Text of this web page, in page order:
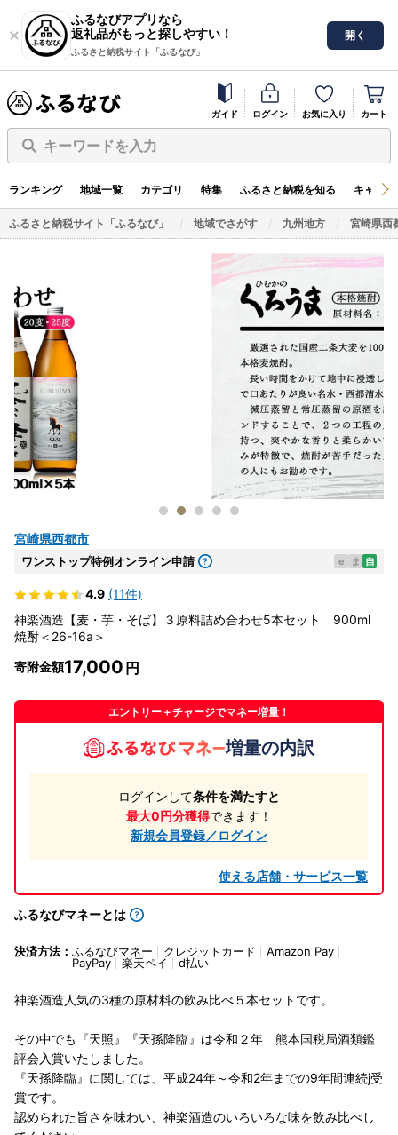
ふるなびアプリなら
返礼品がもっと探しやすい！
ふるさと納税サイト「ふるなび」
開く
ガイド ログイン お気に入り カート
キーワードを入力
ランキング 地域一覧 カテゴリ 特集 ふるさと納税を知る キャン
ふるさと納税サイト「ふるなび」 地域でさがす 九州地方 宮崎県西
宮崎県西都市
ワンストップ特例オンライン申請 e ま 自
4.9 (11件)
神楽酒造【麦・芋・そば】３原料詰め合わせ5本セット 900ml
焼酎＜26-16a＞
寄附金額17,000
エントリー＋チャージでマネー増量！
増量の内訳
ログインして条件を満たすと
最大0円分獲得できます！
新規会員登録／ログイン
使える店舗・サービス一覧
ふるなびマネーとは
決済方法： ふるなびマネー クレジットカード
Amazon Pay
PayPay
楽天ペイ d払い
神楽酒造人気の3種の原材料の飲み比べ５本セットです。
その中でも『天照』『天孫降臨』は令和２年 熊本国税局酒類鑑
評会入賞いたしました。
『天孫降臨』に関しては、平成24年～令和2年までの9年間連続j受
賞です。
認められた旨さを味わい、神楽酒造のいろいろな味を飲み比べし